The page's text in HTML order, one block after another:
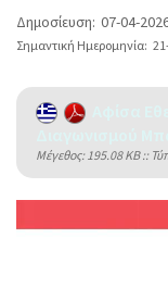
Δημοσίευση: 07-04-
Σημαντική Ημερομηνία:
Mέγεθος: 195.08 KB ::